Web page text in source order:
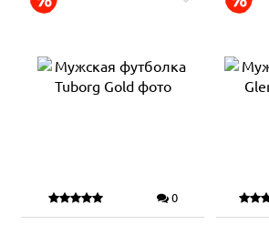
0